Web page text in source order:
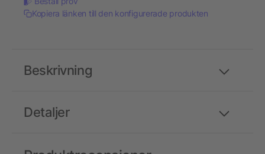
Kopiera länken till den konfigurerade produkten
Detaljer
Beskrivning